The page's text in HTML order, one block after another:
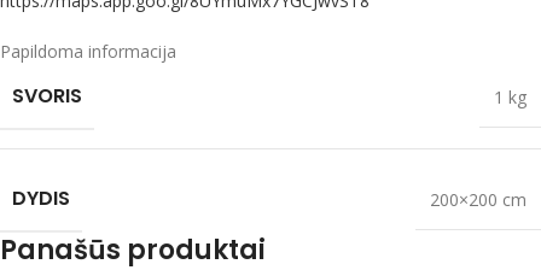
Papildoma informacija
SVORIS 1 kg
DYDIS 200×200 cm
Panašūs produktai